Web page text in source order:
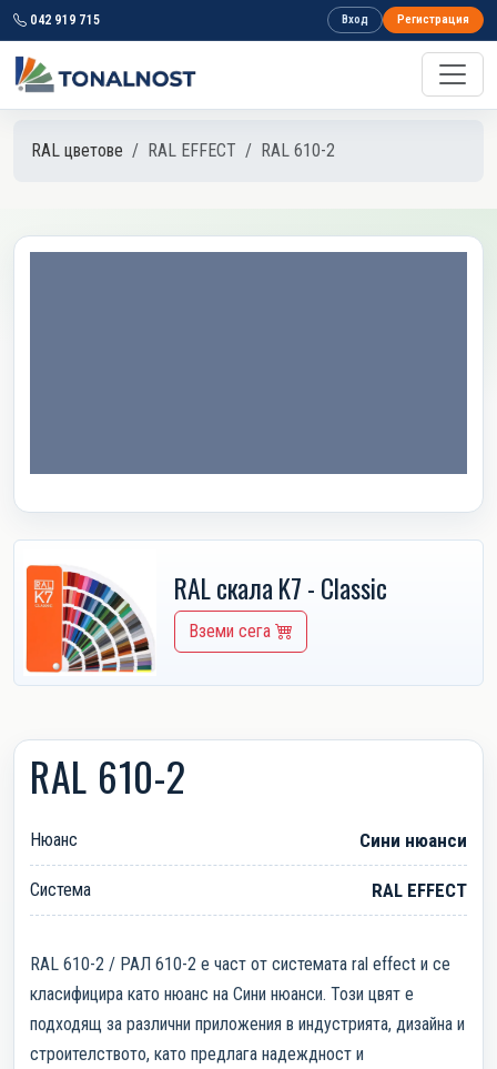
042 919 715 Вход Регистрация
RAL цветове RAL EFFECT RAL 610-2
RAL скала K7 - Classic
Вземи сега
RAL 610-2
Нюанс Сини нюанси
Система RAL EFFECT
RAL 610-2 / РАЛ 610-2 е част от системата ral effect и се
класифицира като нюанс на Сини нюанси. Този цвят е
подходящ за различни приложения в индустрията, дизайна и
строителството, като предлага надеждност и